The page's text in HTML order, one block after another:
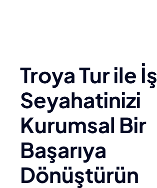
Troya Tur ile İş
Seyahatinizi
Kurumsal Bir
Başarıya
Dönüştürün